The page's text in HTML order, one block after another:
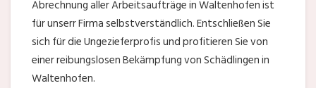
Abrechnung aller Arbeitsaufträge in Waltenhofen ist
für unserr Firma selbstverständlich. Entschließen Sie
sich für die Ungezieferprofis und profitieren Sie von
einer reibungslosen Bekämpfung von Schädlingen in
Waltenhofen.